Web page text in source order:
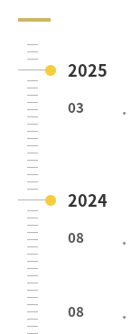
2025
03
2024
08
08